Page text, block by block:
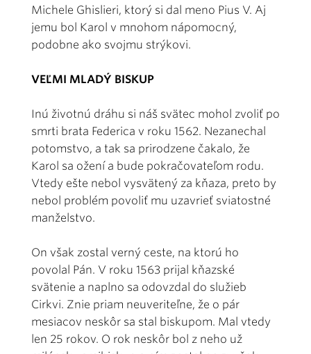
Michele Ghislieri, ktorý si dal meno Pius V. Aj
jemu bol Karol v mnohom nápomocný,
podobne ako svojmu strýkovi.
VEĽMI MLADÝ BISKUP
Inú životnú dráhu si náš svätec mohol zvoliť po
smrti brata Federica v roku 1562. Nezanechal
potomstvo, a tak sa prirodzene čakalo, že
Karol sa ožení a bude pokračovateľom rodu.
Vtedy ešte nebol vysvätený za kňaza, preto by
nebol problém povoliť mu uzavrieť sviatostné
manželstvo.
On však zostal verný ceste, na ktorú ho
povolal Pán. V roku 1563 prijal kňazské
svätenie a naplno sa odovzdal do služieb
Cirkvi. Znie priam neuveriteľne, že o pár
mesiacov neskôr sa stal biskupom. Mal vtedy
len 25 rokov. O rok neskôr bol z neho už